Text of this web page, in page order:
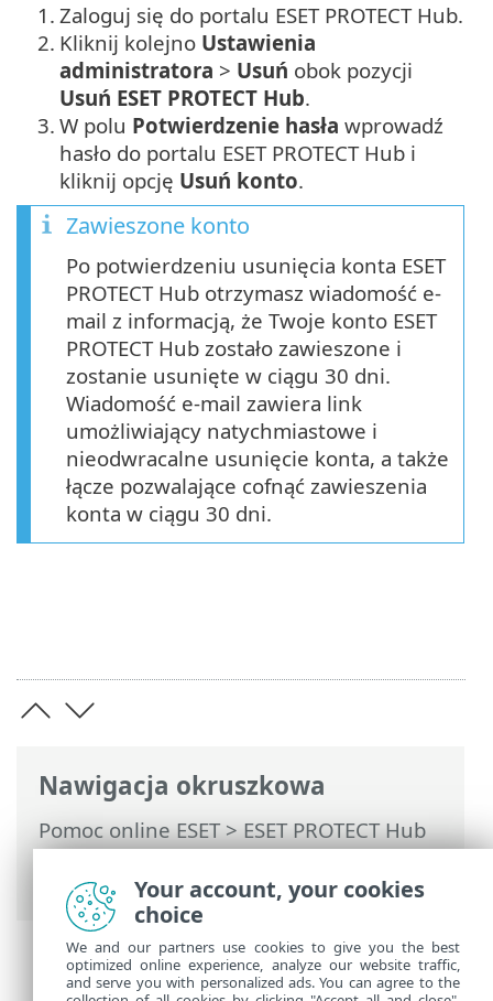
Nawigacja okruszkowa
Pomoc online ESET>ESET PROTECT Hub
>Korzystanie z usługi ESET PROTECT Hub
> Usuwanie konta ESET PROTECT Hub
1. Zaloguj się do portalu ESET PROTECT Hub.
2. Kliknij kolejno Ustawienia
administratora > Usuń obok pozycji
Usuń ESET PROTECT Hub.
3. W polu Potwierdzenie hasła wprowadź
hasło do portalu ESET PROTECT Hub i
kliknij opcję Usuń konto.
Zawieszone konto
Po potwierdzeniu usunięcia konta ESET
PROTECT Hub otrzymasz wiadomość e-
mail z informacją, że Twoje konto ESET
PROTECT Hub zostało zawieszone i
zostanie usunięte w ciągu 30 dni.
Wiadomość e-mail zawiera link
umożliwiający natychmiastowe i
nieodwracalne usunięcie konta, a także
łącze pozwalające cofnąć zawieszenia
konta w ciągu 30 dni.
Your account, your cookies
choice
We and our partners use cookies to give you the best
optimized online experience, analyze our website traffic,
and serve you with personalized ads. You can agree to the